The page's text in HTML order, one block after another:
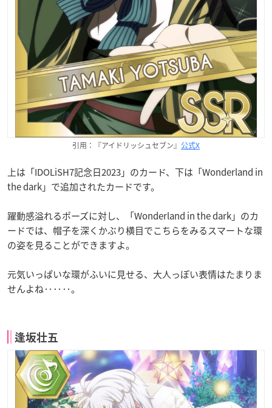
引用：『アイドリッシュセブン』 公式X
上は「IDOLiSH7記念日2023」のカード、下は「Wonderland in
the dark」で追加されたカードです。
躍動感溢れるポーズに対し、「Wonderland in the dark」のカ
ードでは、帽子を深くかぶり横目でこちらをみるスマートな環
の姿を見ることができますよ。
元気いっぱいな環がふいに見せる、大人っぽい表情はたまりま
せんよね‥‥‥。
逢坂壮五